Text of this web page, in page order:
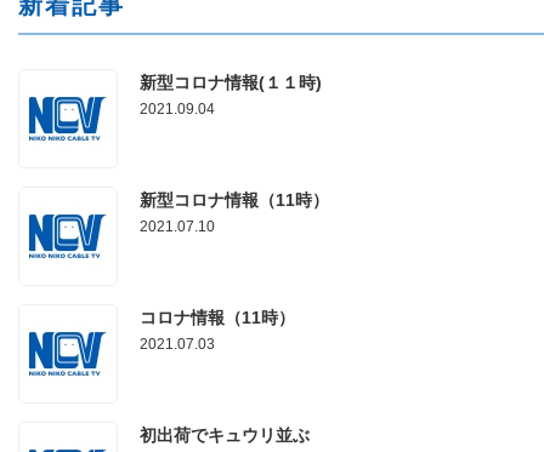
新型コロナ情報(１１時)
2021.09.04
新型コロナ情報（11時）
2021.07.10
コロナ情報（11時）
2021.07.03
初出荷でキュウリ並ぶ